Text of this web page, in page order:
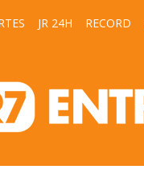
JR 24H RECORD